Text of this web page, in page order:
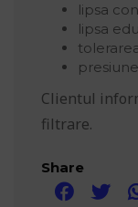
lipsa
lipsa
Clientul
filtrare.
Share